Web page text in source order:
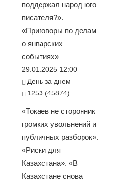
поддержал народного
писателя?».
«Приговоры по делам
о январских
событиях»
29.01.2025 12:00
День за днем
1253 (45874)
«Токаев не сторонник
громких увольнений и
публичных разборок».
«Риски для
Казахстана». «В
Казахстане снова